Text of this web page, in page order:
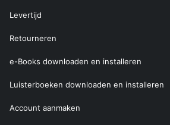
Levertijd
Retourneren
e-Books downloaden en installeren
Luisterboeken downloaden en installeren
Account aanmaken